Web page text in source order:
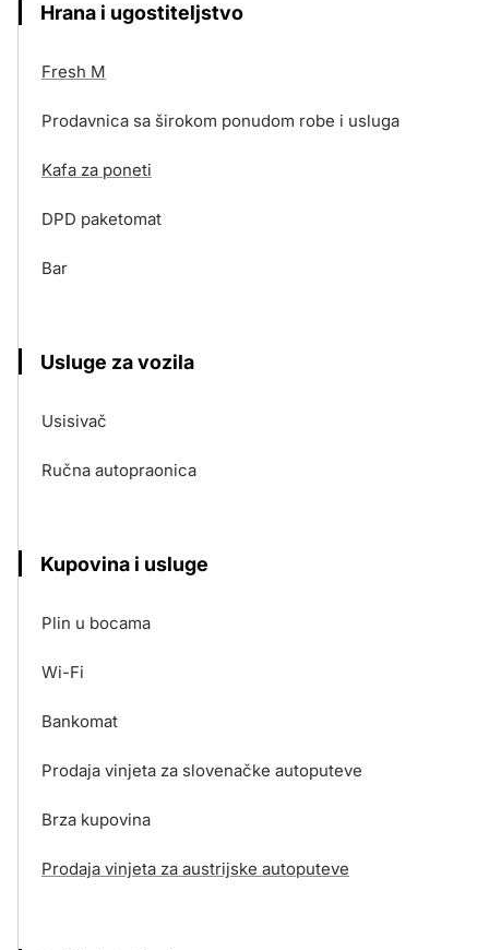
Hrana i ugostiteljstvo
Fresh M
Prodavnica sa širokom ponudom robe i usluga
Kafa za poneti
DPD paketomat
Bar
Usluge za vozila
Usisivač
Ručna autopraonica
Kupovina i usluge
Plin u bocama
Wi-Fi
Bankomat
Prodaja vinjeta za slovenačke autoputeve
Brza kupovina
Prodaja vinjeta za austrijske autoputeve